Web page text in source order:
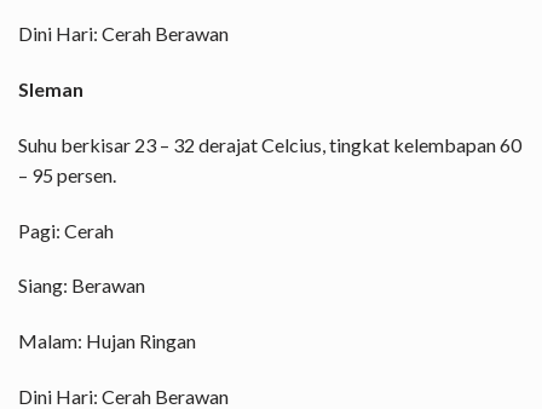
Dini Hari: Cerah Berawan
Sleman
Suhu berkisar 23 – 32 derajat Celcius, tingkat kelembapan 60
– 95 persen.
Pagi: Cerah
Siang: Berawan
Malam: Hujan Ringan
Dini Hari: Cerah Berawan